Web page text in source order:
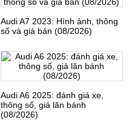
Audi A7 2023: Hình ảnh, thông
số và giá bán (08/2026)
Audi A6 2025: đánh giá xe,
thông số, giá lăn bánh
(08/2026)